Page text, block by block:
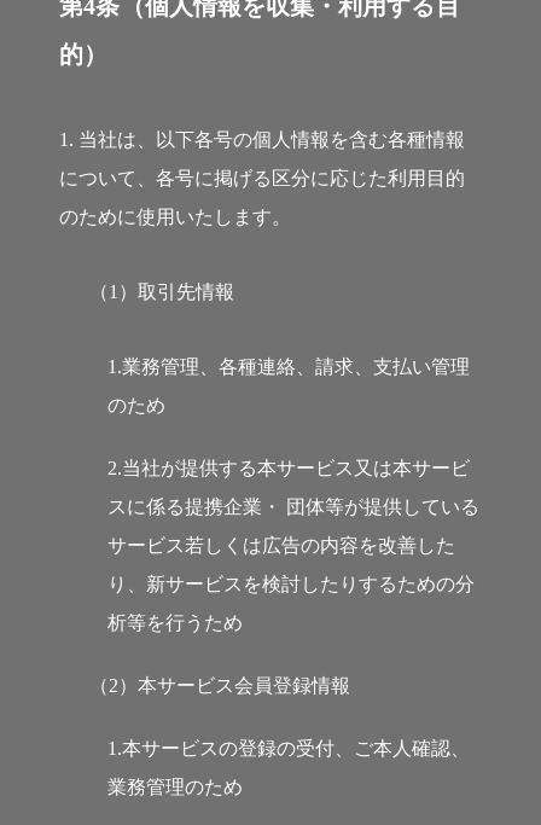
第4条（個人情報を収集・利用する目
的）
1. 当社は、以下各号の個人情報を含む各種情報
について、各号に掲げる区分に応じた利用目的
のために使用いたします。
（1）取引先情報
1.業務管理、各種連絡、請求、支払い管理
のため
2.当社が提供する本サービス又は本サービ
スに係る提携企業・ 団体等が提供している
サービス若しくは広告の内容を改善した
り、新サービスを検討したりするための分
析等を行うため
（2）本サービス会員登録情報
1.本サービスの登録の受付、ご本人確認、
業務管理のため